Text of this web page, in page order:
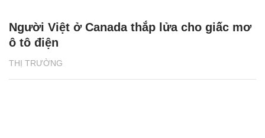
THỊ TRƯỜNG
Người Việt ở Canada thắp lửa cho giấc mơ
ô tô điện